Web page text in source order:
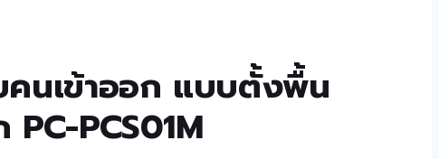
บคนเข้าออก แบบตั้งพื้น
PC-PCS01M